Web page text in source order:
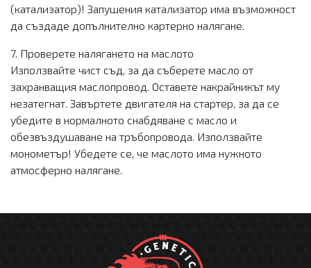
(катализатор)! Запушения катализатор има възможност
да създаде допълнително картерно налягане.
7. Проверете налягането на маслото
Използвайте чист съд, за да съберете масло от
захранващия маслопровод. Оставете накрайникът му
незатегнат. Завъртете двигателя на стартер, за да се
убедите в нормалното снабдяване с масло и
обезвъздушаване на тръбопровода. Използвайте
монометър! Убедете се, че маслото има нужното
атмосферно налягане.